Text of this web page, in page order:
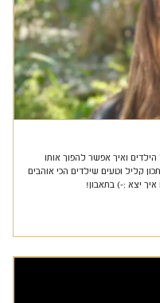
ואיך אפשר להפוך אותו
קליל וטעים שילדים הכי אוהבים
יצא :-) בתאבון!